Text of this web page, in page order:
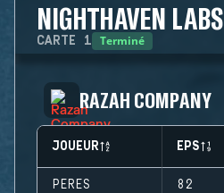
NIGHTHAVEN LABS
CARTE 1 Terminé
RAZAH COMPANY
JOUEUR EPS
PERES 82